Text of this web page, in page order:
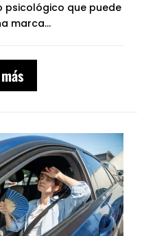
psicológico que puede
marca...